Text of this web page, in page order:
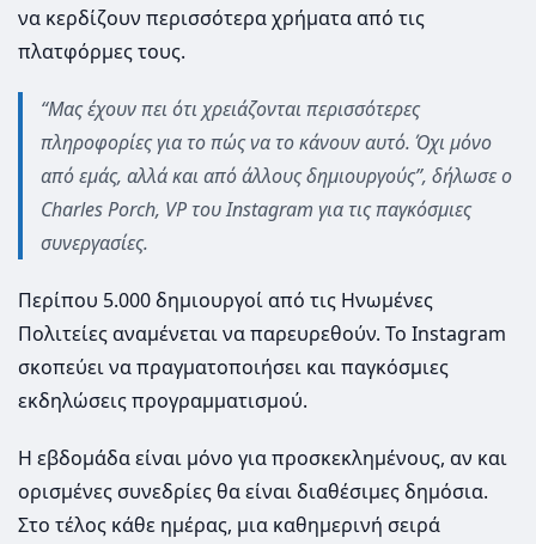
να κερδίζουν περισσότερα χρήματα από τις
πλατφόρμες τους.
“Μας έχουν πει ότι χρειάζονται περισσότερες
πληροφορίες για το πώς να το κάνουν αυτό. Όχι μόνο
από εμάς, αλλά και από άλλους δημιουργούς”, δήλωσε ο
Charles Porch, VP του Instagram για τις παγκόσμιες
συνεργασίες.
Περίπου 5.000 δημιουργοί από τις Ηνωμένες
Πολιτείες αναμένεται να παρευρεθούν. Το Instagram
σκοπεύει να πραγματοποιήσει και παγκόσμιες
εκδηλώσεις προγραμματισμού.
Η εβδομάδα είναι μόνο για προσκεκλημένους, αν και
ορισμένες συνεδρίες θα είναι διαθέσιμες δημόσια.
Στο τέλος κάθε ημέρας, μια καθημερινή σειρά